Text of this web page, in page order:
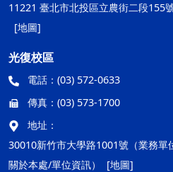
11221 臺北市北投區立農街二段155
[地圖]
光復校區
電話： (03) 572-0633
傳真： (03) 573-1700
地址：
30010新竹市大學路1001號（業務
關於本處/單位資訊）
[地圖]